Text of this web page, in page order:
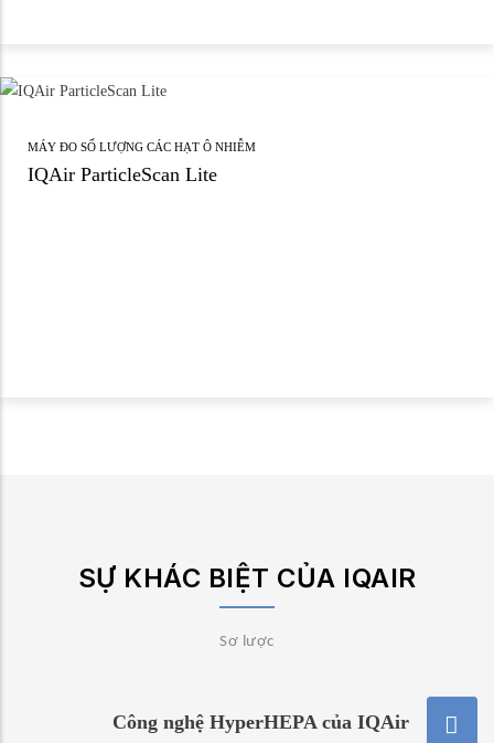
MÁY ĐO SỐ LƯỢNG CÁC HẠT Ô NHIỄM
IQAir ParticleScan Lite
SỰ KHÁC BIỆT CỦA IQAIR
Sơ lược
Công nghệ HyperHEPA của IQAir